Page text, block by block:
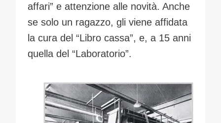
affari” e attenzione alle novità. Anche
se solo un ragazzo, gli viene affidata
la cura del “Libro cassa”, e, a 15 anni
quella del “Laboratorio”.